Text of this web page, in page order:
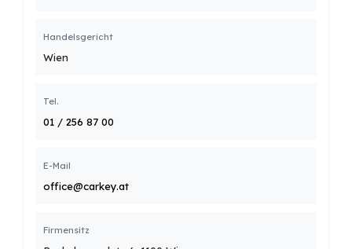
Handelsgericht
Wien
Tel.
01 / 256 87 00
E-Mail
office@carkey.at
Firmensitz